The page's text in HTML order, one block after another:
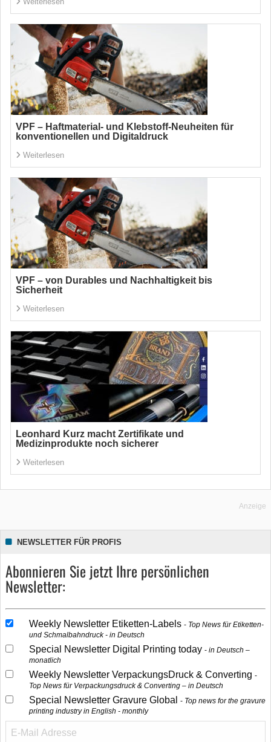
VPF – Haftmaterial- und Klebstoff-Neuheiten für
konventionellen und Digitaldruck
Weiterlesen
VPF – von Durables und Nachhaltigkeit bis
Sicherheit
Weiterlesen
Leonhard Kurz macht Zertifikate und
Medizinprodukte noch sicherer
Weiterlesen
Anzeige
NEWSLETTER FÜR PROFIS
Abonnieren Sie jetzt Ihre persönlichen
Newsletter:
Weekly Newsletter Etiketten-Labels
Top News für Etiketten-
und Schmalbahndruck - in Deutsch
Special Newsletter Digital Printing today
in Deutsch –
monatlich
Weekly Newsletter VerpackungsDruck & Converting
Top News für Verpackungsdruck & Converting – in Deutsch
Special Newsletter Gravure Global
Top news for the gravure
printing industry in English - monthly